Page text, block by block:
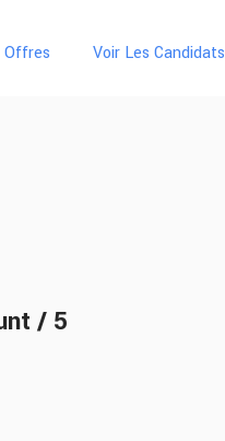
Offres Voir Les Candidats
/ 5